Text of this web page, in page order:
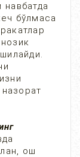
бўлмаса
ош